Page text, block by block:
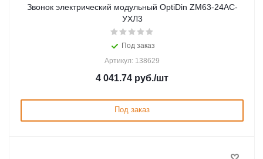
Звонок электрический модульный OptiDin ZM63-24AC-
УХЛ3
Под заказ
Артикул: 138629
4 041.74 руб./шт
Под заказ